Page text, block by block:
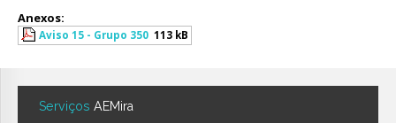
Anexos:
Aviso 15 - Grupo 350 113 kB
Serviços AEMira